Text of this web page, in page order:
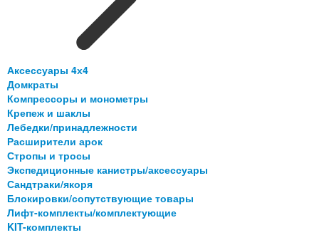
Аксессуары 4х4
Домкраты
Компрессоры и монометры
Крепеж и шаклы
Лебедки/принадлежности
Расширители арок
Стропы и тросы
Экспедиционные канистры/аксессуары
Сандтраки/якоря
Блокировки/сопутствующие товары
Лифт-комплекты/комплектующие
KIT-комплекты